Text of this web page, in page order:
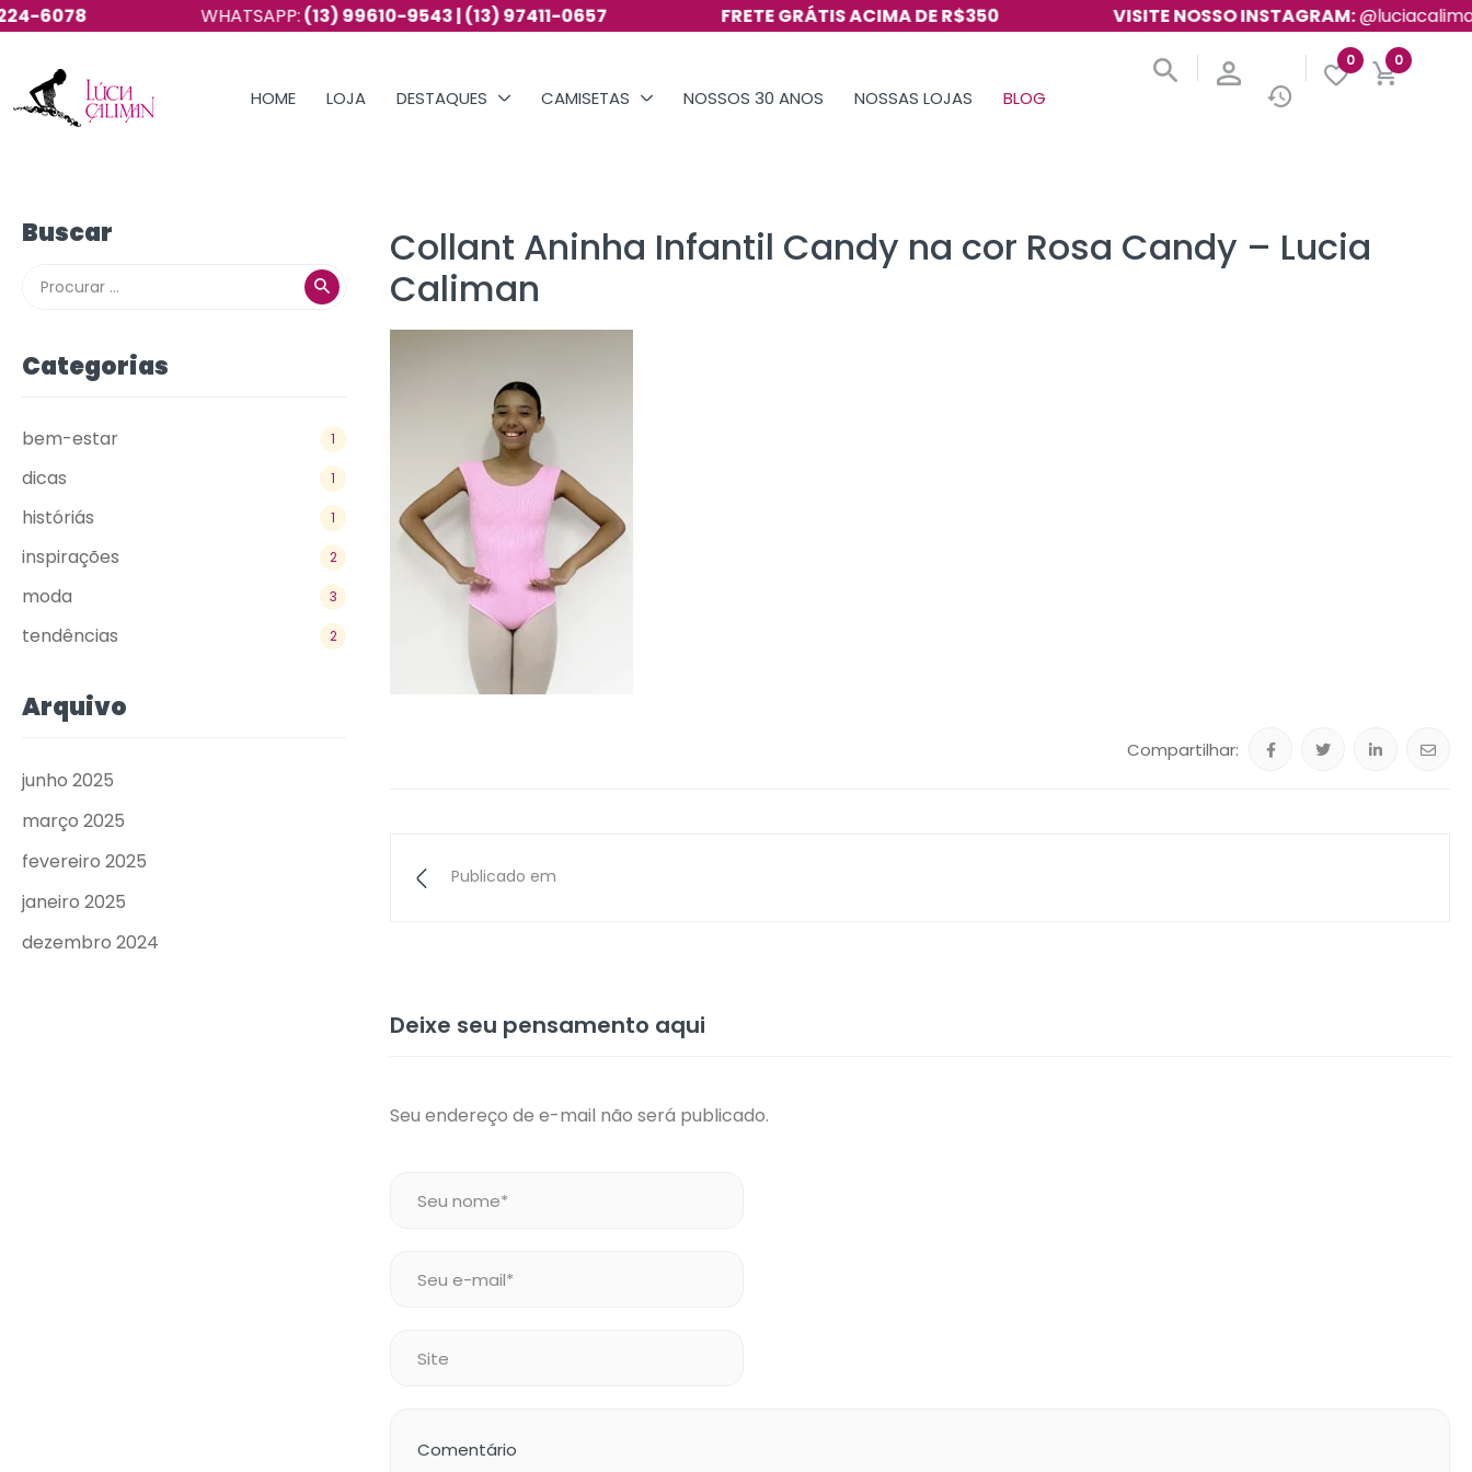
WHATSAPP:(13) 99610-9543 | (13) 97411-0657 FRETE GRÁTIS ACIMA DE R$350 VISITE NOSSO INSTAGRAM:
HOME LOJA DESTAQUES CAMISETAS NOSSOS 30 ANOS NOSSAS LOJAS BLOG
0 0
Buscar
Categorias
bem-estar 1
dicas 1
históriás 1
inspirações 2
moda 3
tendências 2
Arquivo
junho 2025
março 2025
fevereiro 2025
janeiro 2025
dezembro 2024
Collant Aninha Infantil Candy na cor Rosa Candy – Lucia
Caliman
Compartilhar:
Publicado em
Deixe seu pensamento aqui
Seu endereço de e-mail não será publicado.